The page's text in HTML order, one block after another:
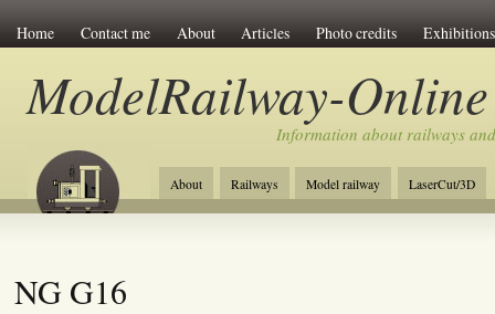
Home Contact me About Articles Photo credits Exhibitions
ModelRailway-Online
Information about railways
About Railways Model railway LaserCut/3D
NG G16